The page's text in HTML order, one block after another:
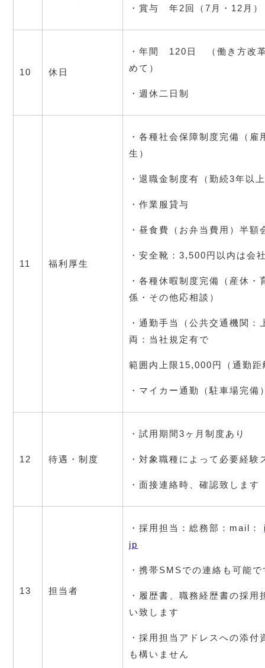
・賞与　年2回（7月・12月）
10 休日
・年間　120日　（働き方改
めて）
・週休二日制
11 福利厚生
・各種社会保障制度完備（雇
生）
・退職金制度有（勤続3年以
・作業服貸与
・昼食費（お弁当費用）半額
・安全靴：3,500円以内は会
・各種休暇制度完備（産休・
係・その他応相談）
・通勤手当（公共交通機関
両：当社規定有で
範囲内上限15,000円（通勤距
・マイカー通勤（駐車場完備
12 待遇・制度
・試用期間3ヶ月制度あり
・対象職種によって必要経験
・面接連絡時、確認致します
13 担当者
・採用担当：総務部：mail：
jp
・携帯SMSでの連絡も可能で
・履歴書、職務経歴書の採用
い致します
・採用担当アドレスへの添付
も構いません